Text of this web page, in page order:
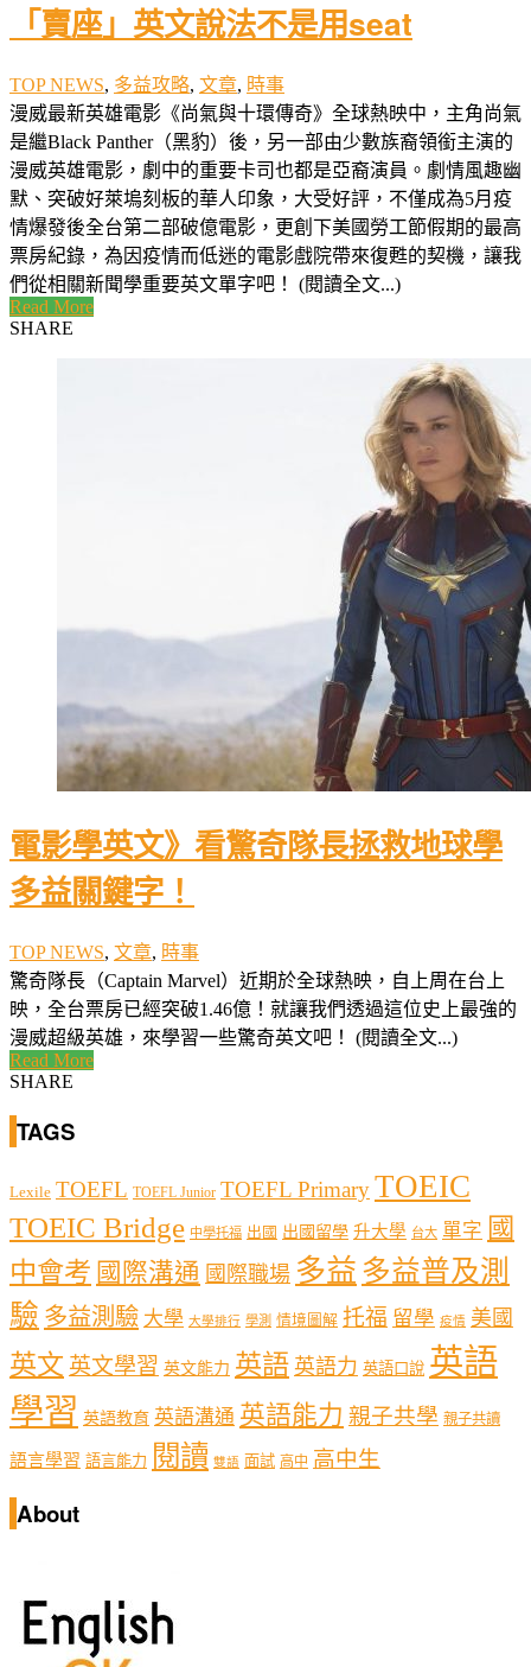
「賣座」英文說法不是用seat
TOP NEWS, 多益攻略, 文章, 時事
漫威最新英雄電影《尚氣與十環傳奇》全球熱映中，主角尚氣
是繼Black Panther（黑豹）後，另一部由少數族裔領銜主演的
漫威英雄電影，劇中的重要卡司也都是亞裔演員。劇情風趣幽
默、突破好萊塢刻板的華人印象，大受好評，不僅成為5月疫
情爆發後全台第二部破億電影，更創下美國勞工節假期的最高
票房紀錄，為因疫情而低迷的電影戲院帶來復甦的契機，讓我
們從相關新聞學重要英文單字吧！ (閱讀全文...)
Read More
SHARE
電影學英文》看驚奇隊長拯救地球學
多益關鍵字！
TOP NEWS, 文章, 時事
驚奇隊長（Captain Marvel）近期於全球熱映，自上周在台上
映，全台票房已經突破1.46億！就讓我們透過這位史上最強的
漫威超級英雄，來學習一些驚奇英文吧！ (閱讀全文...)
Read More
SHARE
TAGS
Lexile TOEFL TOEFL Junior TOEFL PrimaryTOEIC
TOEIC Bridge 中學托福 出國 出國留學 升大學 台大 單字 國
中會考 國際溝通 國際職場 多益 多益普及測
驗 多益測驗 大學 大學排行 學測 情境圖解 托福 留學 疫情 美國
英文 英文學習 英文能力 英語 英語力 英語口說 英語
學習 英語教育 英語溝通 英語能力 親子共學 親子共讀
語言學習 語言能力 閱讀 雙語 面試 高中 高中生
About